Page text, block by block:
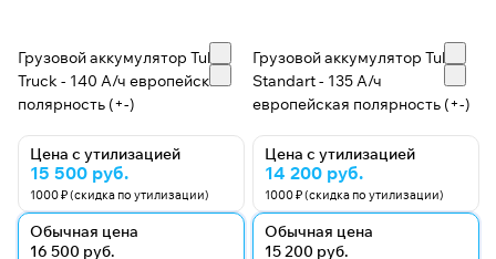
Грузовой аккумулятор Tubor
Truck - 140 А/ч европейская
полярность (+-)
Цена с утилизацией
15 500 руб.
1000 ₽ (скидка по утилизации)
Обычная цена
16 500 руб.
Грузовой аккумулятор Tubor
Standart - 135 А/ч
европейская полярность (+-)
Цена с утилизацией
14 200 руб.
1000 ₽ (скидка по утилизации)
Обычная цена
15 200 руб.